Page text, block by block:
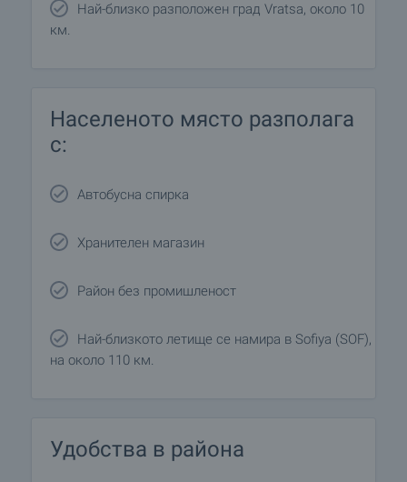
Най-близко разположен град Vratsa, около 10
км.
Населеното място разполага
с:
Автобусна спирка
Хранителен магазин
Район без промишленост
Най-близкото летище се намира в Sofiya (SOF),
на около 110 км.
Удобства в района